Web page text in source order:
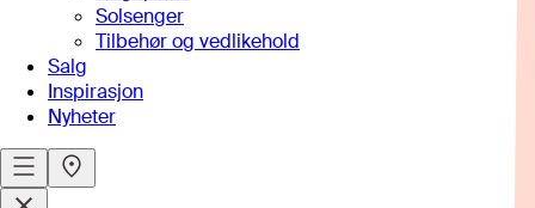
Solsenger
Tilbehør og vedlikehold
Salg
Inspirasjon
Nyheter